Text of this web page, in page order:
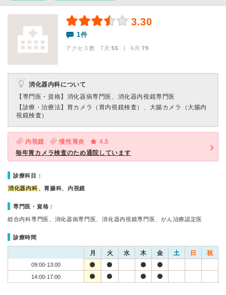
3.30
1件
アクセス数 7月:55 | 6月:79
消化器内科について
【専門医・資格】 消化器病専門医、消化器内視鏡専門医
【診療・治療法】 胃カメラ（胃内視鏡検査）、大腸カメラ（大腸内
視鏡検査）
内視鏡 慢性胃炎
4.5
毎年胃カメラ検査のため通院しています
診療科目：
消化器内科 、胃腸科、内視鏡
専門医・資格：
総合内科専門医、消化器病専門医、消化器内視鏡専門医、がん治療認定医
診療時間
月 火 水 木 金 土 日 祝
09:00-13:00
14:00-17:00